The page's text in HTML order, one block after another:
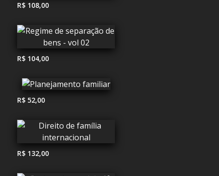
R$ 108,00
R$ 104,00
R$ 52,00
R$ 132,00